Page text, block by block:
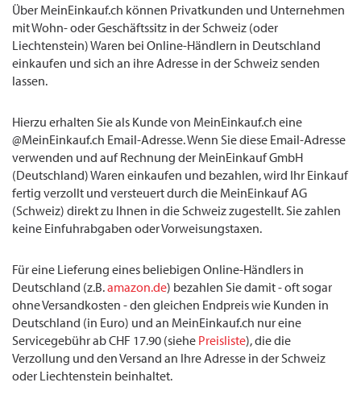
Über MeinEinkauf.ch können Privatkunden und Unternehmen
mit Wohn- oder Geschäftssitz in der Schweiz (oder
Liechtenstein) Waren bei Online-Händlern in Deutschland
einkaufen und sich an ihre Adresse in der Schweiz senden
lassen.
Hierzu erhalten Sie als Kunde von MeinEinkauf.ch eine
@MeinEinkauf.ch Email-Adresse. Wenn Sie diese Email-Adresse
verwenden und auf Rechnung der MeinEinkauf GmbH
(Deutschland) Waren einkaufen und bezahlen, wird Ihr Einkauf
fertig verzollt und versteuert durch die MeinEinkauf AG
(Schweiz) direkt zu Ihnen in die Schweiz zugestellt. Sie zahlen
keine Einfuhrabgaben oder Vorweisungstaxen.
Für eine Lieferung eines beliebigen Online-Händlers in
Deutschland (z.B.amazon.de) bezahlen Sie damit - oft sogar
ohne Versandkosten - den gleichen Endpreis wie Kunden in
Deutschland (in Euro) und an MeinEinkauf.ch nur eine
Servicegebühr ab CHF 17.90 (siehe Preisliste), die die
Verzollung und den Versand an Ihre Adresse in der Schweiz
oder Liechtenstein beinhaltet.